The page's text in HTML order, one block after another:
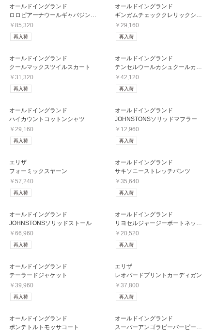
オールドイングランド
￥85,320
再入荷
オールドイングランド
￥29,160
再入荷
オールドイングランド
クールマックスツイルスカート
￥31,320
再入荷
オールドイングランド
￥42,120
再入荷
オールドイングランド
ハイカウントコットンシャツ
￥29,160
再入荷
オールドイングランド
JOHNSTONSソリッドマフラー
￥12,960
再入荷
エリザ
フォーミックスヤーン
￥57,240
再入荷
オールドイングランド
サキソニーストレッチパンツ
￥35,640
再入荷
オールドイングランド
JOHNSTONSソリッドストール
￥66,960
再入荷
オールドイングランド
￥20,520
再入荷
オールドイングランド
テーラードジャケット
￥39,960
再入荷
エリザ
レオパードプリントカーディガン
￥37,800
再入荷
オールドイングランド
ポンテトルトモッサコート
オールドイングランド